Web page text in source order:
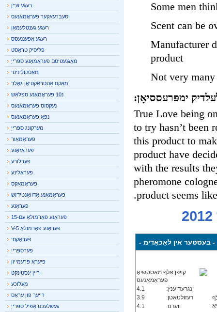
Some men
Scent can be
Manufacturer
product
Not very
ימפּרעססיאָן:
True Love being
to try hasn’t
this product to
product have
with the results
pheromone
product seems
אין לאַכאָדימ -
ינגרעדיענץ:
4.1
רעזולטאַטן:
3.9
ווערט:
4.1
רעגע שיין
יסעברעאַקער פעראָמאָנעס
רעגע גענטלעמאַן
רעגע אָפּעננעסס
פליסיק טראַסט
מאַגנעטיסם פעראָמאָנע ספּרייַ
מאַסקוליניטי
מאקס אַטטראַקטיאָן גאָלד
נעקסוס פעראָמאָנעס
נפּאַ פעראָמאָנעס
מערקונג ספּרייַ
פעראַמאָור
פעראַזאָנע
פערלורע
פעראָלינע
פעראָמאַקס
פעראָמאָנע אַדוואַנטידזש
פעראָנע
פעראָנע פאָרמולאַ עם-15
פעראָנע פאָרמולאַ V-5
פעראָקסי
פערספּרייַ
פיעראָ פּרעמייון
ריין ינסטינקט
מעלוכע
רייעך פון עראָס
געשלעכט אַפּיל ספּרייַ